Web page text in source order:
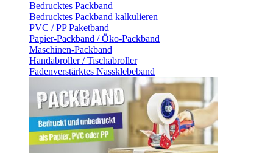
Bedrucktes Packband
Bedrucktes Packband kalkulieren
PVC / PP Paketband
Papier-Packband / Öko-Packband
Maschinen-Packband
Handabroller / Tischabroller
Fadenverstärktes Nassklebeband